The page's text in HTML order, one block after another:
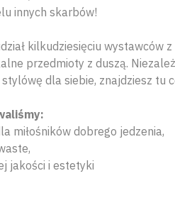
innych skarbów!
kilkudziesięciu
przedmioty z duszą.
dla siebie, znajdziesz tu
miłośników dobrego jedzenia,
jakości i estetyki